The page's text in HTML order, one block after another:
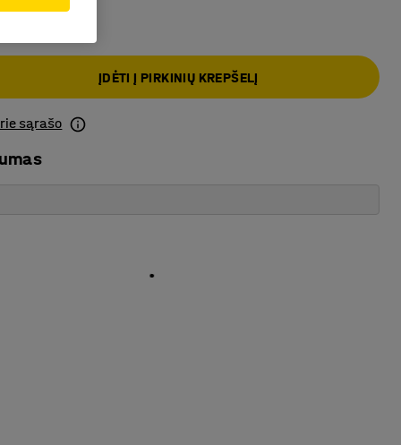
ĮDĖTI Į PIRKINIŲ KREPŠELĮ
sąrašo